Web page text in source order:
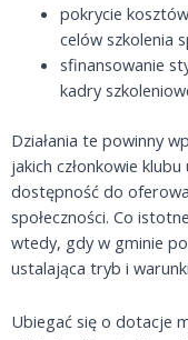
pokrycie
celów szkolenia
sfinansowanie
kadry
Działania te powinny
jakich członkowie
dostępność do
społeczności. Co
wtedy, gdy w gminie
ustalająca tryb i
Ubiegać się o dotacje